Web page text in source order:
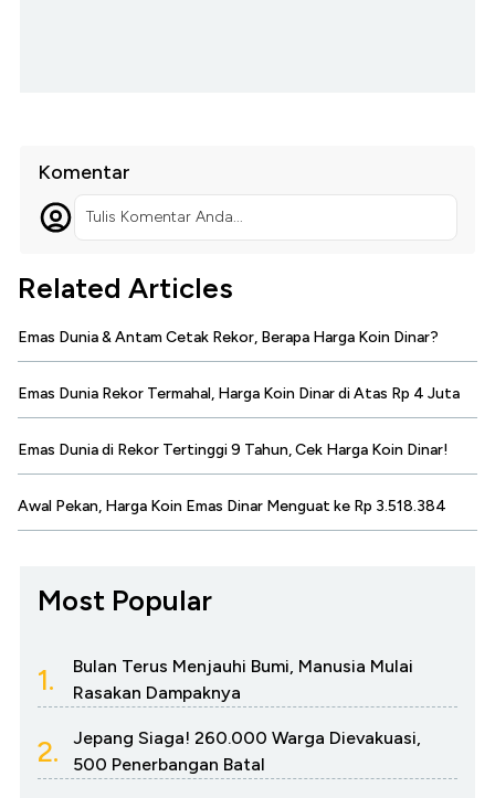
Komentar
Tulis Komentar Anda...
Related Articles
Emas Dunia & Antam Cetak Rekor, Berapa Harga Koin Dinar?
Emas Dunia Rekor Termahal, Harga Koin Dinar di Atas Rp 4 Juta
Emas Dunia di Rekor Tertinggi 9 Tahun, Cek Harga Koin Dinar!
Awal Pekan, Harga Koin Emas Dinar Menguat ke Rp 3.518.384
Most Popular
1.
Bulan Terus Menjauhi Bumi, Manusia Mulai
Rasakan Dampaknya
2.
Jepang Siaga! 260.000 Warga Dievakuasi,
500 Penerbangan Batal